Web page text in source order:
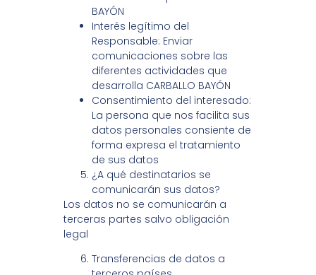
BAYÓN
Interés legítimo del
Responsable: Enviar
comunicaciones sobre las
diferentes actividades que
desarrolla CARBALLO BAYÓN
Consentimiento del interesado:
La persona que nos facilita sus
datos personales consiente de
forma expresa el tratamiento
de sus datos
¿A qué destinatarios se
comunicarán sus datos?
Los datos no se comunicarán a
terceras partes salvo obligación
legal
Transferencias de datos a